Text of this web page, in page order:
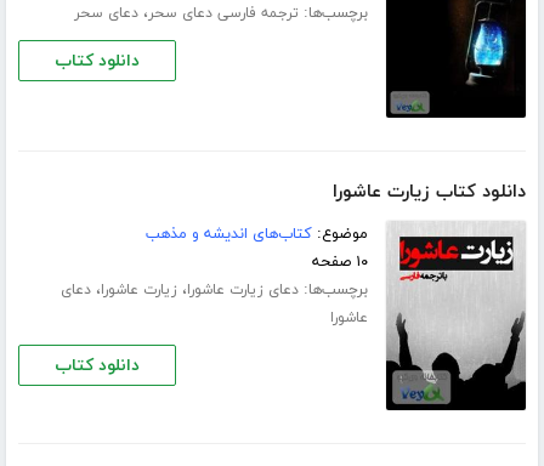
برچسب‌ها: ترجمه فارسی دعای سحر،دعای سحر
دانلود کتاب
دانلود کتاب زیارت عاشورا
موضوع:کتاب‌های اندیشه و مذهب
۱۰ صفحه
برچسب‌ها:دعای زیارت عاشورا، زیارت عاشورا،دعای
عاشورا
دانلود کتاب